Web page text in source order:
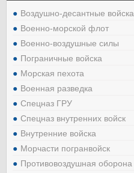
Воздушно-десантные войска
Военно-морской флот
Военно-воздушные силы
Пограничные войска
Морская пехота
Военная разведка
Спецназ ГРУ
Спецназ внутренних войск
Внутренние войска
Морчасти погранвойск
Противовоздушная оборона